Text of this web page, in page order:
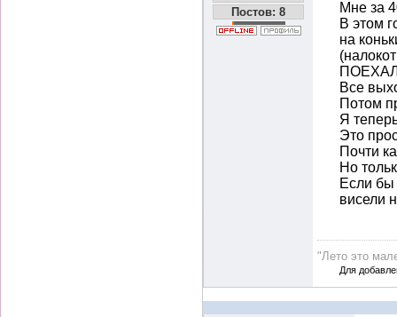
Постов: 8
Мне за
В этом
на
Все
Потом
Я
Это
Почти
Но
Если бы
висели
"Лето это
Для